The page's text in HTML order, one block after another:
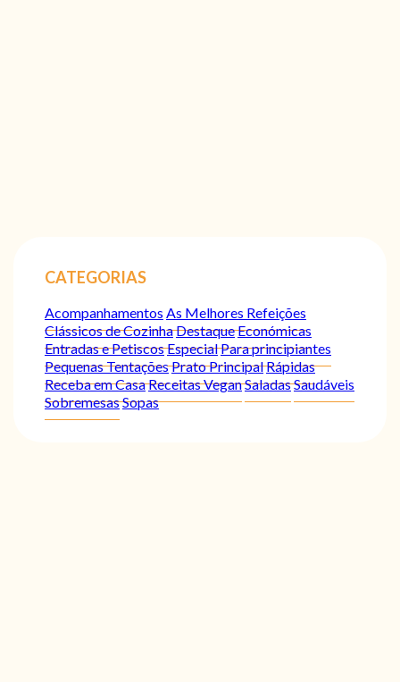
CATEGORIAS
Acompanhamentos As Melhores Refeições
Clássicos de CozinhaDestaqueEconómicas
Entradas e PetiscosEspecialPara principiantes
Pequenas TentaçõesPrato PrincipalRápidas
Receba em CasaReceitas VeganSaladasSaudáveis
SobremesasSopas